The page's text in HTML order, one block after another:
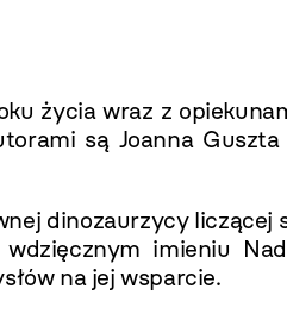
życia wraz z
są Joanna Guszta
dinozaurzycy liczącej
imieniu
na jej wsparcie.